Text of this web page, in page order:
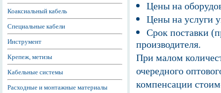
Коаксиальный кабель
Специальные кабели
Инструмент
Крепеж, метизы
Кабельные системы
Расходные и монтажные материалы
Цены на
Цены на услуги
Срок поставки
производителя.
При малом
очередного
компенсации